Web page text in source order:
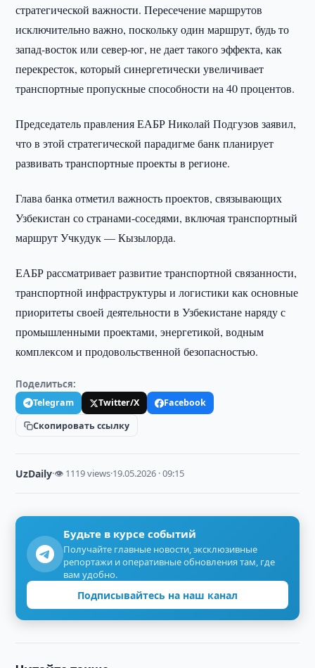
стратегической важности. Пересечение маршрутов
исключительно важно, поскольку один маршрут, будь то
запад-восток или север-юг, не дает такого эффекта, как
перекресток, который синергетически увеличивает
транспортные пропускные способности на 40 процентов.
Председатель правления ЕАБР Николай Подгузов заявил,
что в этой стратегической парадигме банк планирует
развивать транспортные проекты в регионе.
Глава банка отметил важность проектов, связывающих
Узбекистан со странами-соседями, включая транспортный
маршрут Учкудук — Кызылорда.
ЕАБР рассматривает развитие транспортной связанности,
транспортной инфраструктуры и логистики как основные
приоритеты своей деятельности в Узбекистане наряду с
промышленными проектами, энергетикой, водным
комплексом и продовольственной безопасностью.
Поделиться:
Telegram Twitter/X
Facebook
Скопировать ссылку
UzDaily·👁 1119 views·19.05.2026 · 09:15
Будьте в курсе событий
Получайте главные новости, эксклюзивные
репортажи и оперативные обновления там, где
вам удобно.
Подписывайтесь на наш канал